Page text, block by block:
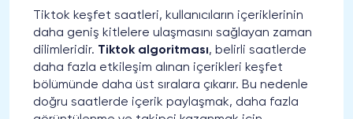
Tiktok keşfet saatleri, kullanıcıların içeriklerinin
daha geniş kitlelere ulaşmasını sağlayan zaman
dilimleridir. Tiktok algoritması, belirli saatlerde
daha fazla etkileşim alınan içerikleri keşfet
bölümünde daha üst sıralara çıkarır. Bu nedenle
doğru saatlerde içerik paylaşmak, daha fazla